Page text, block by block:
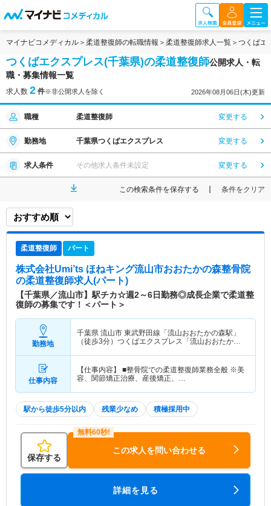
マイナビコメディカル 柔道整復師の転職情報 柔道整復師求人一覧 つくばエ
つくばエクスプレス(千葉県)の柔道整復師公開求人・転
職・募集情報一覧
求人数 2 件※非公開求人を除く 2026年08月06日(木)更新
職種 柔道整復師 変更する
勤務地 千葉県つくばエクスプレス 変更する
求人条件 その他求人条件未設定 変更する
この検索条件を保存する 条件をクリア
柔道整復師 パート
株式会社Umi’ts ほねキング流山市おおたかの森整骨院
の柔道整復師求人(パート)
【千葉県／流山市】駅チカ☆週2～6日勤務◎成長企業で柔道整
復師の募集です！＜パート＞
勤務地
千葉県 流山市 東武野田線「流山おおたかの森駅」
（徒歩3分）つくばエクスプレス「流山おおたかの
仕事内容
【仕事内容】 ■整骨院での柔道整復師業務全般 ※美
容、関節矯正治療、産後矯正、…
駅から徒歩5分以内 残業少なめ 積極採用中
保存する
この求人を問い合わせる
詳細を見る